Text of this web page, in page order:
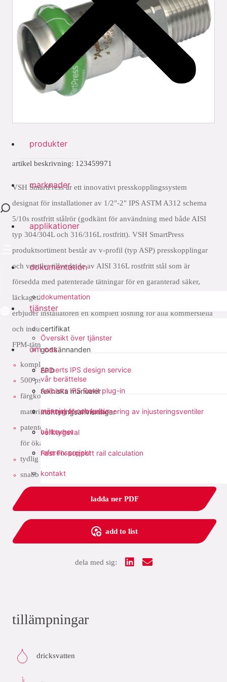
produkter
marknader
applikationer
dokumentation
dokumentation
certifikat
godkännanden
EPD
tekniska manualer
monteringsanvisningar
tjänster
Översikt över tjänster
Aalberts IPS design service
Aalberts IPS Revit plug-in
verktyg för dimensionering av injusteringsventiler
verktygsval
Fast Fix support rail calculation
om oss
vår berättelse
människor och kultur
hållbarhet
referensprojekt
kontakt
artikel beskrivning: 123459971
VSH SmartPress är ett innovativt presskopplingssystem
designat för installationer av 1/2"-2" IPS ASTM A312 schema
5/10s rostfritt stålrör (godkänt för användning med både AISI
typ 304/304L och 316/316L rostfritt). VSH SmartPress
produktsortiment består av v-profil (typ ASP) presskopplingar
och ventiler tillverkade av AISI 316L rostfritt stål som är
försedda med patenterade tätningar för en garanterad säker,
läckagetät och varaktig anslutning. VSH SmartPress-systemet
erbjuder installatören en komplett lösning för alla kommersiella
och industriella applikationer som kräver HNBR-, EPDM- eller
FPM-tätningar.
komplett sortiment av AISI 316-kopplingar och ventiler
500 psi arbetstryck
färgkodad Visu-control® folie för
material-/dimensionsidentifiering och visuell pressindikering
patenterad tätningsdesign med Leak Before Pressed-teknik
för ökad säkerhet och optimerad installation
tydlig identifiering av tätningsmaterial och dimensioner
snabb installation tack vare förmarkerat insticksdjup
ladda ner PDF
add to list
dela med sig:
tillämpningar
dricksvatten